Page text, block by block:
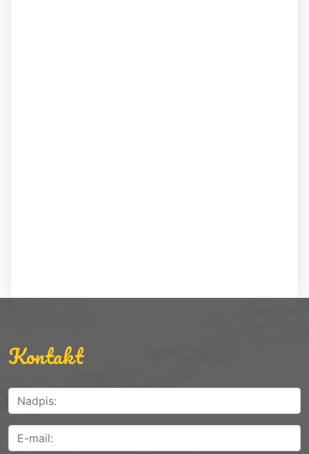
Kontakt